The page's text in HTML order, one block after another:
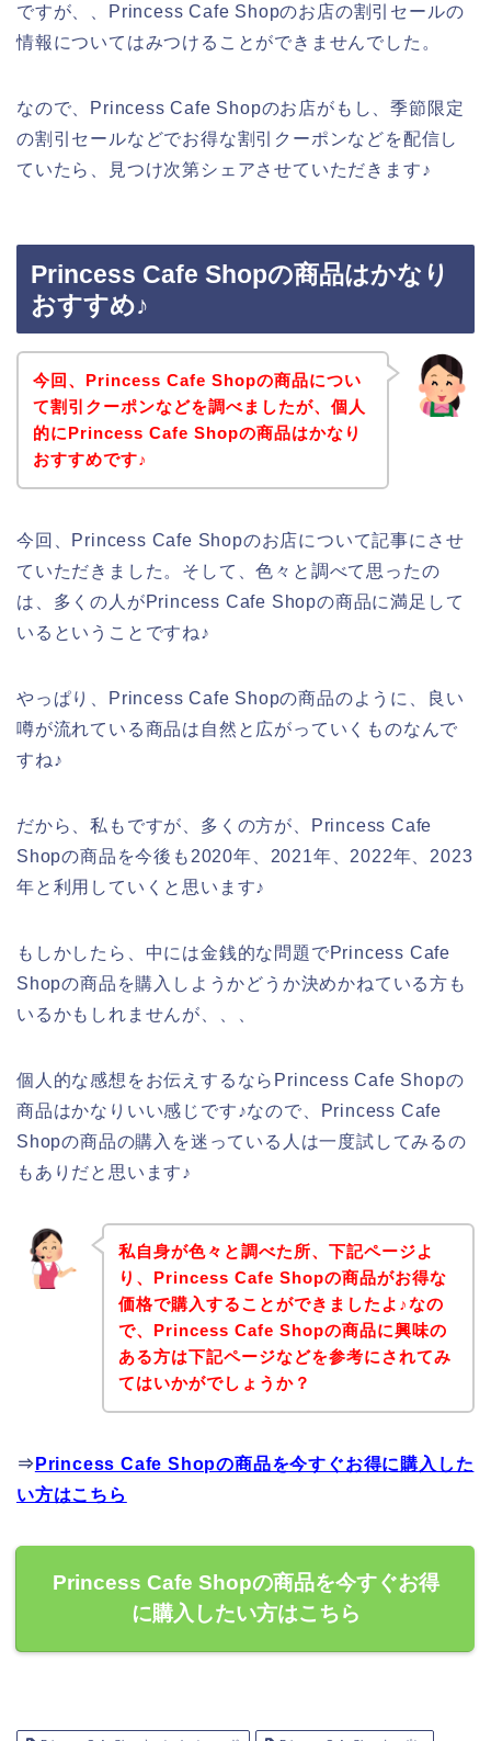
ですが、、Princess Cafe Shopのお店の割引セールの
情報についてはみつけることができませんでした。
なので、Princess Cafe Shopのお店がもし、季節限定
の割引セールなどでお得な割引クーポンなどを配信し
ていたら、見つけ次第シェアさせていただきます♪
Princess Cafe Shopの商品はかなり
おすすめ♪
今回、Princess Cafe Shopの商品につい
て割引クーポンなどを調べましたが、個人
的にPrincess Cafe Shopの商品はかなり
おすすめです♪
今回、Princess Cafe Shopのお店について記事にさせ
ていただきました。そして、色々と調べて思ったの
は、多くの人がPrincess Cafe Shopの商品に満足して
いるということですね♪
やっぱり、Princess Cafe Shopの商品のように、良い
噂が流れている商品は自然と広がっていくものなんで
すね♪
だから、私もですが、多くの方が、Princess Cafe
Shopの商品を今後も2020年、2021年、2022年、2023
年と利用していくと思います♪
もしかしたら、中には金銭的な問題でPrincess Cafe
Shopの商品を購入しようかどうか決めかねている方も
いるかもしれませんが、、、
個人的な感想をお伝えするならPrincess Cafe Shopの
商品はかなりいい感じです♪なので、Princess Cafe
Shopの商品の購入を迷っている人は一度試してみるの
もありだと思います♪
私自身が色々と調べた所、下記ページよ
り、Princess Cafe Shopの商品がお得な
価格で購入することができましたよ♪なの
で、Princess Cafe Shopの商品に興味の
ある方は下記ページなどを参考にされてみ
てはいかがでしょうか？
⇒ Princess Cafe Shopの商品を今すぐお得に購入した
い方はこちら
Princess Cafe Shopの商品を今すぐお得
に購入したい方はこちら